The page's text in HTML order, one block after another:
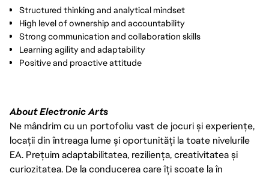
Structured thinking and analytical mindset
High level of ownership and accountability
Strong communication and collaboration skills
Learning agility and adaptability
Positive and proactive attitude
About Electronic Arts
Ne mândrim cu un portofoliu vast de jocuri și experiențe,
locații din întreaga lume și oportunități la toate nivelurile
EA. Prețuim adaptabilitatea, reziliența, creativitatea și
curiozitatea. De la conducerea care îți scoate la în